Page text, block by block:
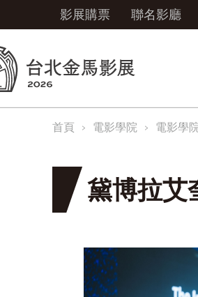
影展購票 聯名影廳
首頁 電影學院 電影學
黛博拉艾